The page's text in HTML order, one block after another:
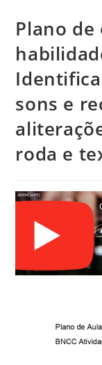
Plano de
sons e
roda e